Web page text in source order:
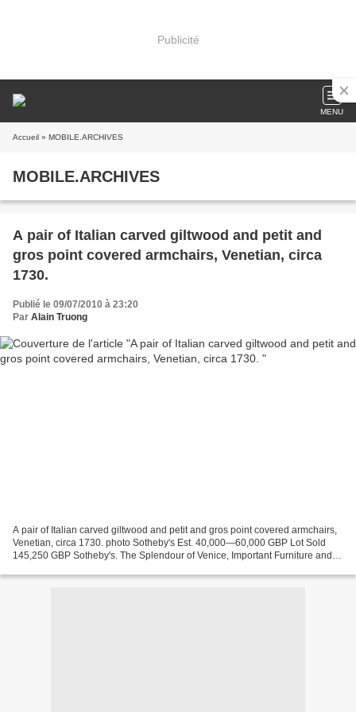
Publicité
MENU
Accueil » MOBILE.ARCHIVES
MOBILE.ARCHIVES
A pair of Italian carved giltwood and petit and
gros point covered armchairs, Venetian, circa
1730.
Publié le 09/07/2010 à 23:20
Par Alain Truong
A pair of Italian carved giltwood and petit and gros point covered armchairs,
Venetian, circa 1730. photo Sotheby's Est. 40,000—60,000 GBP Lot Sold
145,250 GBP Sotheby's. The Splendour of Venice, Important Furniture and